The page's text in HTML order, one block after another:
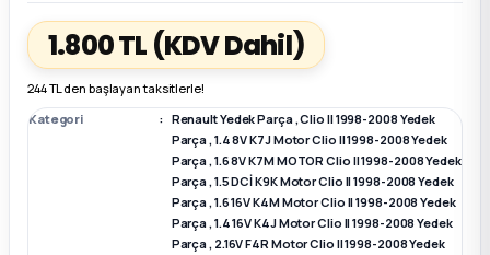
Megane E-TECH Yedek Parça
Parça 1.800 TL (KDV Dahil)
244 TL den başlayan taksitlerle!
Kategori
Renault Yedek Parça,Clio II 1998-2008 Yedek
Parça,1.4 8V K7J Motor Clio II 1998-2008 Yedek
Parça,1.6 8V K7M MOTOR Clio II 1998-2008 Yedek
Parça,1.5 DCİ K9K Motor Clio II 1998-2008 Yedek
Parça,1.6 16V K4M Motor Clio II 1998-2008 Yedek
Parça,1.4 16V K4J Motor Clio II 1998-2008 Yedek
Parça, 2.16V F4R Motor Clio II 1998-2008 Yedek